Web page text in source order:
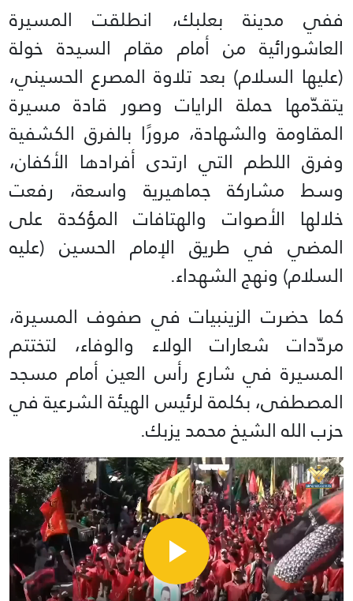
ففي مدينة بعلبك، انطلقت المسيرة
العاشورائية من أمام مقام السيدة خولة
(عليها السلام) بعد تلاوة المصرع الحسيني،
يتقدّمها حملة الرايات وصور قادة مسيرة
المقاومة والشهادة، مرورًا بالفرق الكشفية
وفرق اللطم التي ارتدى أفرادها الأكفان،
وسط مشاركة جماهيرية واسعة، رفعت
خلالها الأصوات والهتافات المؤكدة على
المضي في طريق الإمام الحسين (عليه
السلام) ونهج الشهداء.
كما حضرت الزينبيات في صفوف المسيرة،
مردّدات شعارات الولاء والوفاء، لتختتم
المسيرة في شارع رأس العين أمام مسجد
المصطفى، بكلمة لرئيس الهيئة الشرعية في
حزب الله الشيخ محمد يزبك.